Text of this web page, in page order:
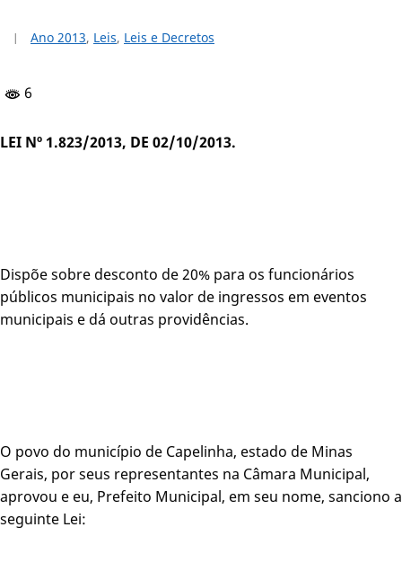
Ano 2013, Leis, Leis e Decretos
6
LEI Nº 1.823/2013, DE 02/10/2013.
Dispõe sobre desconto de 20% para os funcionários
públicos municipais no valor de ingressos em eventos
municipais e dá outras providências.
O povo do município de Capelinha, estado de Minas
Gerais, por seus representantes na Câmara Municipal,
aprovou e eu, Prefeito Municipal, em seu nome, sanciono a
seguinte Lei: